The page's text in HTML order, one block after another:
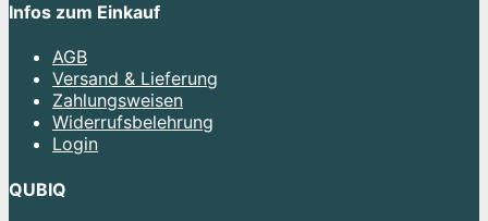
Infos zum Einkauf
AGB
Versand & Lieferung
Zahlungsweisen
Widerrufsbelehrung
Login
QUBIQ